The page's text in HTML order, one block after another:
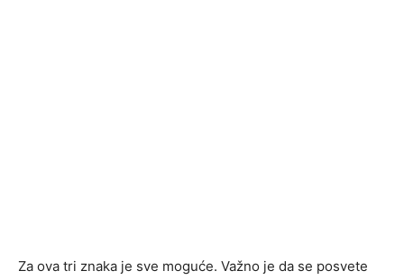
Za ova tri znaka je sve moguće. Važno je da se posvete